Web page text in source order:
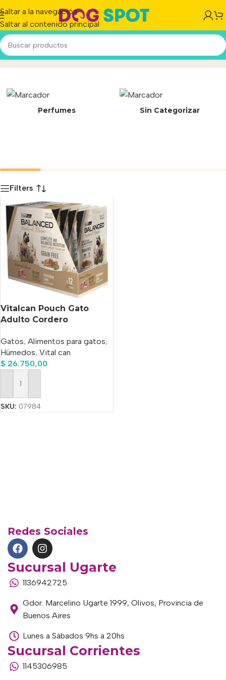
Saltar a la navegación
Saltar al contenido principal
24-159/AInicio/Producto
Perfumes Sin Categorizar
Filters
Vitalcan Pouch Gato
Adulto Cordero
Gatos, Alimentos para gatos,
Húmedos, Vital can
$ 26.750,00
Añadir Al Carrito
SKU: 07984
Redes Sociales
Sucursal Ugarte
1136942725
Gdor. Marcelino Ugarte 1999, Olivos, Provincia de
Buenos Aires
Lunes a Sábados 9hs a 20hs
Sucursal Corrientes
1145306985